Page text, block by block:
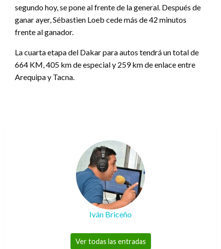
segundo hoy, se pone al frente de la general. Después de
ganar ayer, Sébastien Loeb cede más de 42 minutos
frente al ganador.
La cuarta etapa del Dakar para autos tendrá un total de
664 KM, 405 km de especial y 259 km de enlace entre
Arequipa y Tacna.
Iván Briceño
Ver todas las entradas